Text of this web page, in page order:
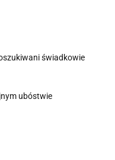
świadkowie
ubóstwie